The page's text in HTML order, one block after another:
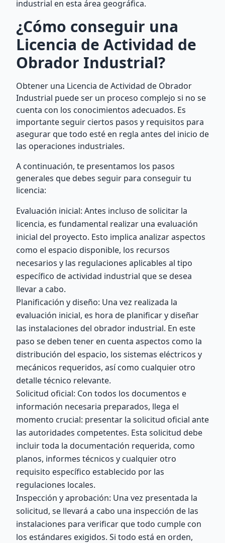
industrial en esta área geográfica.
¿Cómo conseguir una
Licencia de Actividad de
Obrador Industrial?
Obtener una Licencia de Actividad de Obrador
Industrial puede ser un proceso complejo si no se
cuenta con los conocimientos adecuados. Es
importante seguir ciertos pasos y requisitos para
asegurar que todo esté en regla antes del inicio de
las operaciones industriales.
A continuación, te presentamos los pasos
generales que debes seguir para conseguir tu
licencia:
Evaluación inicial: Antes incluso de solicitar la
licencia, es fundamental realizar una evaluación
inicial del proyecto. Esto implica analizar aspectos
como el espacio disponible, los recursos
necesarios y las regulaciones aplicables al tipo
específico de actividad industrial que se desea
llevar a cabo.
Planificación y diseño: Una vez realizada la
evaluación inicial, es hora de planificar y diseñar
las instalaciones del obrador industrial. En este
paso se deben tener en cuenta aspectos como la
distribución del espacio, los sistemas eléctricos y
mecánicos requeridos, así como cualquier otro
detalle técnico relevante.
Solicitud oficial: Con todos los documentos e
información necesaria preparados, llega el
momento crucial: presentar la solicitud oficial ante
las autoridades competentes. Esta solicitud debe
incluir toda la documentación requerida, como
planos, informes técnicos y cualquier otro
requisito específico establecido por las
regulaciones locales.
Inspección y aprobación: Una vez presentada la
solicitud, se llevará a cabo una inspección de las
instalaciones para verificar que todo cumple con
los estándares exigidos. Si todo está en orden,